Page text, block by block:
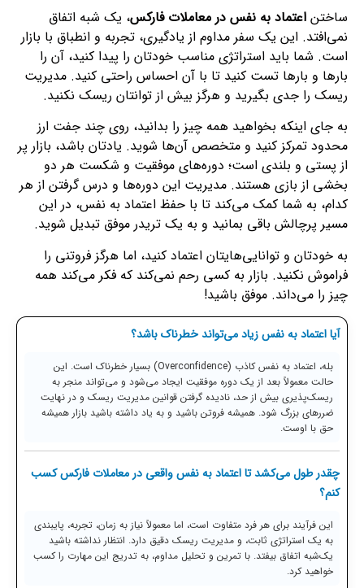
ساختن اعتماد به نفس در معاملات فارکس، یک شبه اتفاق
نمی‌افتد. این یک سفر مداوم از یادگیری، تجربه و انطباق با بازار
است. شما باید استراتژی مناسب خودتان را پیدا کنید، آن را
بارها و بارها تست کنید تا با آن احساس راحتی کنید. مدیریت
ریسک را جدی بگیرید و هرگز بیش از توانتان ریسک نکنید.
به جای اینکه بخواهید همه چیز را بدانید، روی چند جفت ارز
محدود تمرکز کنید و متخصص آن‌ها شوید. یادتان باشد، بازار پر
از پستی و بلندی است؛ دوره‌های موفقیت و شکست هر دو
بخشی از بازی هستند. مدیریت این دوره‌ها و درس گرفتن از هر
کدام، به شما کمک می‌کند تا با حفظ اعتماد به نفس، در این
مسیر پرچالش باقی بمانید و به یک تریدر موفق تبدیل شوید.
به خودتان و توانایی‌هایتان اعتماد کنید، اما هرگز فروتنی را
فراموش نکنید. بازار به کسی رحم نمی‌کند که فکر می‌کند همه
چیز را می‌داند. موفق باشید!
آیا اعتماد به نفس زیاد می‌تواند خطرناک باشد؟
بله، اعتماد به نفس کاذب (Overconfidence) بسیار خطرناک است. این
حالت معمولاً بعد از یک دوره موفقیت ایجاد می‌شود و می‌تواند منجر به
ریسک‌پذیری بیش از حد، نادیده گرفتن قوانین مدیریت ریسک و در نهایت
ضررهای بزرگ شود. همیشه فروتن باشید و به یاد داشته باشید بازار همیشه
حق با اوست.
چقدر طول می‌کشد تا اعتماد به نفس واقعی در معاملات فارکس کسب
کنم؟
این فرآیند برای هر فرد متفاوت است، اما معمولاً نیاز به زمان، تجربه، پایبندی
به یک استراتژی ثابت، و مدیریت ریسک دقیق دارد. انتظار نداشته باشید
یک‌شبه اتفاق بیفتد. با تمرین و تحلیل مداوم، به تدریج این مهارت را کسب
خواهید کرد.